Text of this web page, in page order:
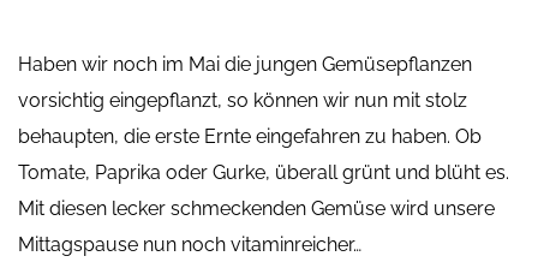
Haben wir noch im Mai die jungen Gemüsepflanzen
vorsichtig eingepflanzt, so können wir nun mit stolz
behaupten, die erste Ernte eingefahren zu haben. Ob
Tomate, Paprika oder Gurke, überall grünt und blüht es.
Mit diesen lecker schmeckenden Gemüse wird unsere
Mittagspause nun noch vitaminreicher…